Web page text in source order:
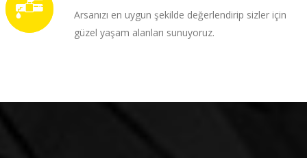
Arsanızı en uygun şekilde değerlendirip sizler için
güzel yaşam alanları sunuyoruz.